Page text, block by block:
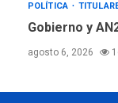
POLÍTICA
Gobierno y
agosto 6, 2026